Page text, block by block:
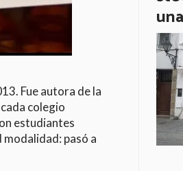
Fue autora de la
colegio
estudiantes
pasó a